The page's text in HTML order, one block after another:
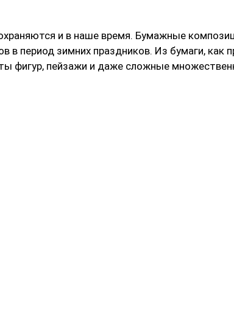
и в наше время. Бумажные
в период зимних праздников. Из бумаги, как
фигур, пейзажи и даже сложные